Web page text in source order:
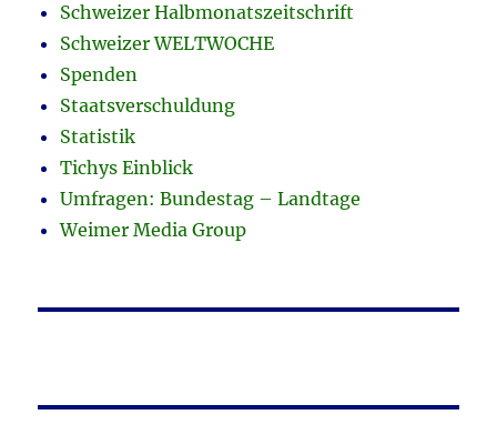
Schweizer Halbmonatszeitschrift
Schweizer WELTWOCHE
Spenden
Staatsverschuldung
Statistik
Tichys Einblick
Umfragen: Bundestag – Landtage
Weimer Media Group